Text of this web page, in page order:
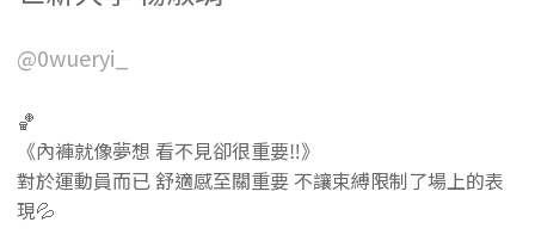
@0wueryi_
🏀
《內褲就像夢想 看不見卻很重要‼️》
對於運動員而已 舒適感至關重要 不讓束縛限制了場上的表
現💦